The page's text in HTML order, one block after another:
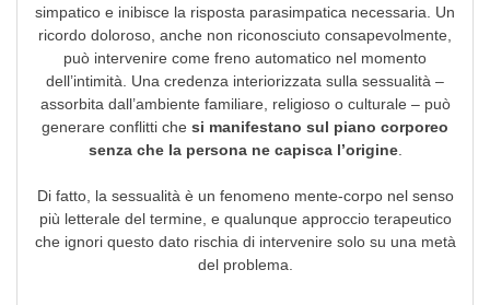
simpatico e inibisce la risposta parasimpatica necessaria. Un
ricordo doloroso, anche non riconosciuto consapevolmente,
può intervenire come freno automatico nel momento
dell’intimità. Una credenza interiorizzata sulla sessualità –
assorbita dall’ambiente familiare, religioso o culturale – può
generare conflitti che si manifestano sul piano corporeo
senza che la persona ne capisca l’origine.
Di fatto, la sessualità è un fenomeno mente-corpo nel senso
più letterale del termine, e qualunque approccio terapeutico
che ignori questo dato rischia di intervenire solo su una metà
del problema.